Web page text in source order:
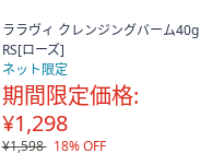
ララヴィ クレンジングバーム40g
RS[ローズ]
ネット限定
期間限定価格:
¥1,298
¥1,598 18% OFF